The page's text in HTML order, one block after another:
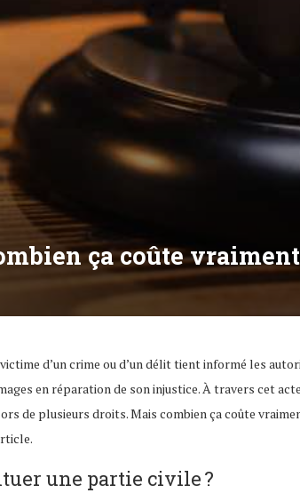
ça coûte
d’un crime ou d’un délit tient informé les
en réparation de son injustice. À travers cet
de plusieurs droits. Mais combien ça coûte
une partie civile ?